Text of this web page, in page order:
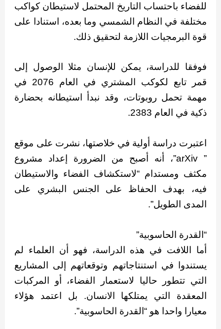
للفضاء باحتساب التاريخ المحتمل لاستيطان كواكب
مختلفة في النظام الشمسي وما بعده، استنادا على
قوة البرمجيات اللازمة لتحقيق ذلك.
فوفقا للدراسة، يمكن للإنسان مثلا الوصول إلى
قمر تابع لكوكب المشتري في العام 2076 في
مهمة تحمل روبوتات، وقد نبدأ استيطانه بحضارة
ذكية في العام 2383.
اعتبرت دراسة أولية في خلاصتها، نشرت على موقع
” arXiv”، أنه أصبح من الضرورة إعداد مشروع
مكثف ومستدام “لاستكشاف الفضاء والاستيطان
فيه، بهدف الحفاظ على الجنس البشري على
المدى الطويل”.
“القدرة الحاسوبية”
أما اللافت في هذه الدراسة، فهو أن العلماء لم
يستندوا في استنتاجاتهم وتوقعاتهم إلى المشاريع
التي تتطور حاليا لاستعمار الفضاء، أو المركبات
المعقدة التي يمتلكها الانسان. بل اعتمد هؤلاء
معيارا واحدا هو “القدرة الحاسوبية”.